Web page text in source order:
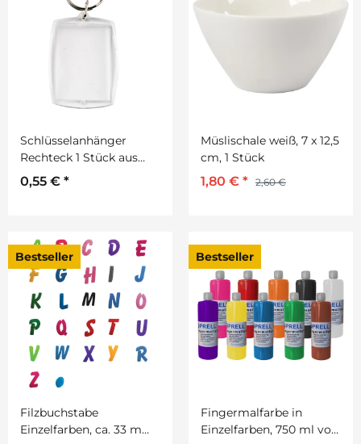
Schlüsselanhänger
Rechteck 1 Stück aus
Acryl 40 x 50 mm
0,55 € *
Müslischale weiß, 7 x 12,5
cm, 1 Stück
1,80 € * 2,60 €
Bestseller
Filzbuchstabe
Einzelfarben, ca. 33 mm
Bestseller
Fingermalfarbe in
Einzelfarben, 750 ml von